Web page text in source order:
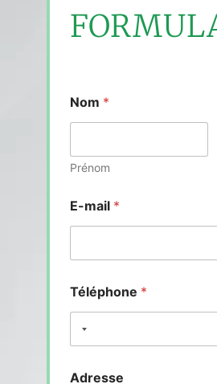
Nom *
Prénom
E-mail *
Téléphone *
Adresse